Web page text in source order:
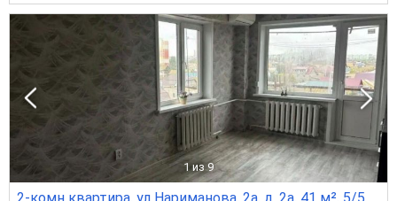
1 из 9
2-комн квартира, ул Нариманова, 2а, д. 2а, 41 м², 5/5